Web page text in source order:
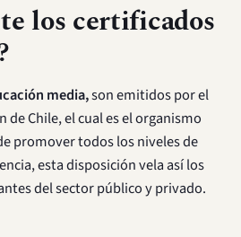
los certificados
media,son emitidos por el
de Chile, el cual es el organismo
promover todos los niveles de
esta disposición vela así los
del sector público y privado.